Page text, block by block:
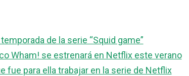
de la serie “Squid game”
Wham! se estrenará en Netflix este verano
fue para ella trabajar en la serie de Netflix